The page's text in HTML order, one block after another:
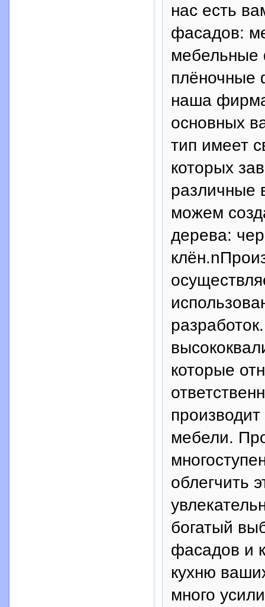
нас есть
фасадов:
мебельные
плёночные
наша
основных
тип имеет
которых
различные
можем
дерева:
которые
мебели.
облегчить
богатый
фасадов и
кухню
много